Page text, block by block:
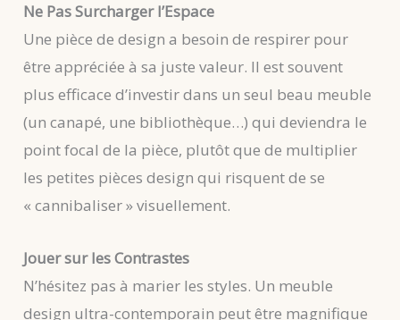
Ne Pas Surcharger l’Espace
Une pièce de design a besoin de respirer pour
être appréciée à sa juste valeur. Il est souvent
plus efficace d’investir dans un seul beau meuble
(un canapé, une bibliothèque…) qui deviendra le
point focal de la pièce, plutôt que de multiplier
les petites pièces design qui risquent de se
« cannibaliser » visuellement.
Jouer sur les Contrastes
N’hésitez pas à marier les styles. Un meuble
design ultra-contemporain peut être magnifique